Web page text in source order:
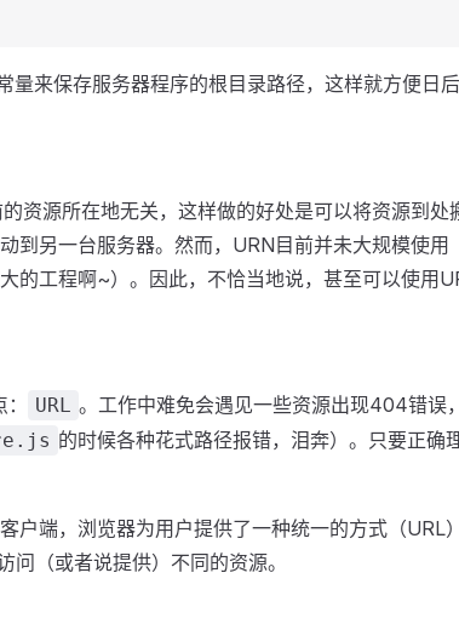
量来保存服务器程序的根目录路径，这样就方便日后
资源所在地无关，这样做的好处是可以将资源到处
到另一台服务器。然而，URN目前并未大规模使用
的工程啊~）。因此，不恰当地说，甚至可以使用
URL 。工作中难免会遇见一些资源出现404错误
的时候各种花式路径报错，泪奔）。只要正确
户端，浏览器为用户提供了一种统一的方式（URL
（或者说提供）不同的资源。